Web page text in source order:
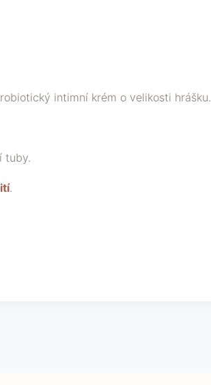
intimní krém o velikosti hrášku.
tuby.
.